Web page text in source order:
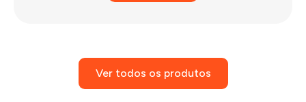
Ver todos os produtos